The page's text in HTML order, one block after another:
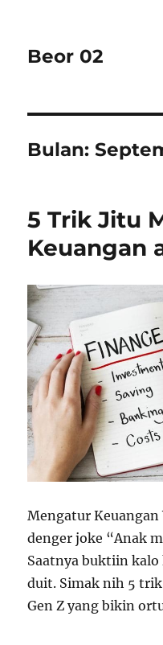
Beor 02
Bulan:
5 Trik Jitu
Keuangan
Mengatur Keuangan
denger joke “Anak
Saatnya buktiin
duit. Simak nih 5
Gen Z yang bikin